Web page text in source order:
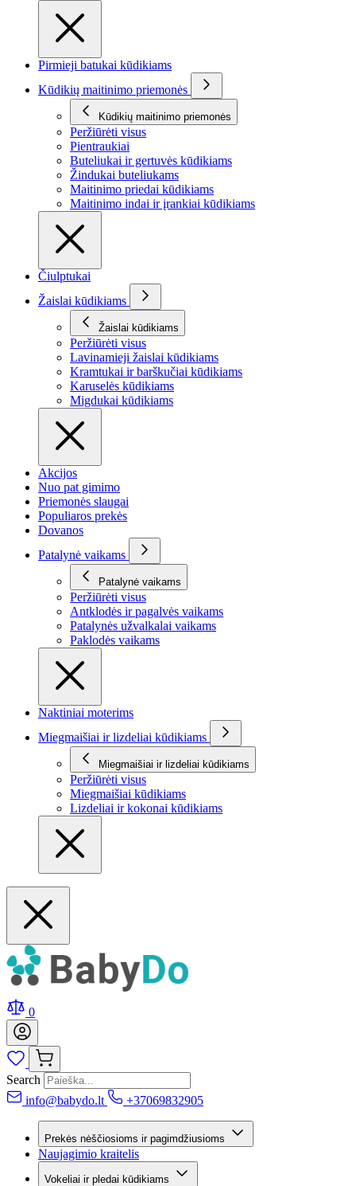
Pirmieji batukai kūdikiams
Kūdikių maitinimo priemonės
Kūdikių maitinimo priemonės
Peržiūrėti visus
Pientraukiai
Buteliukai ir gertuvės kūdikiams
Žindukai buteliukams
Maitinimo priedai kūdikiams
Maitinimo indai ir įrankiai kūdikiams
Čiulptukai
Žaislai kūdikiams
Žaislai kūdikiams
Peržiūrėti visus
Lavinamieji žaislai kūdikiams
Kramtukai ir barškučiai kūdikiams
Karuselės kūdikiams
Migdukai kūdikiams
Akcijos
Nuo pat gimimo
Priemonės slaugai
Populiaros prekės
Dovanos
Patalynė vaikams
Patalynė vaikams
Peržiūrėti visus
Antklodės ir pagalvės vaikams
Patalynės užvalkalai vaikams
Paklodės vaikams
Naktiniai moterims
Miegmaišiai ir lizdeliai kūdikiams
Miegmaišiai ir lizdeliai kūdikiams
Peržiūrėti visus
Miegmaišiai kūdikiams
Lizdeliai ir kokonai kūdikiams
0
Search
info@babydo.lt
+37069832905
Prekės nėščiosioms ir pagimdžiusioms
Naujagimio kraitelis
Vokeliai ir pledai kūdikiams